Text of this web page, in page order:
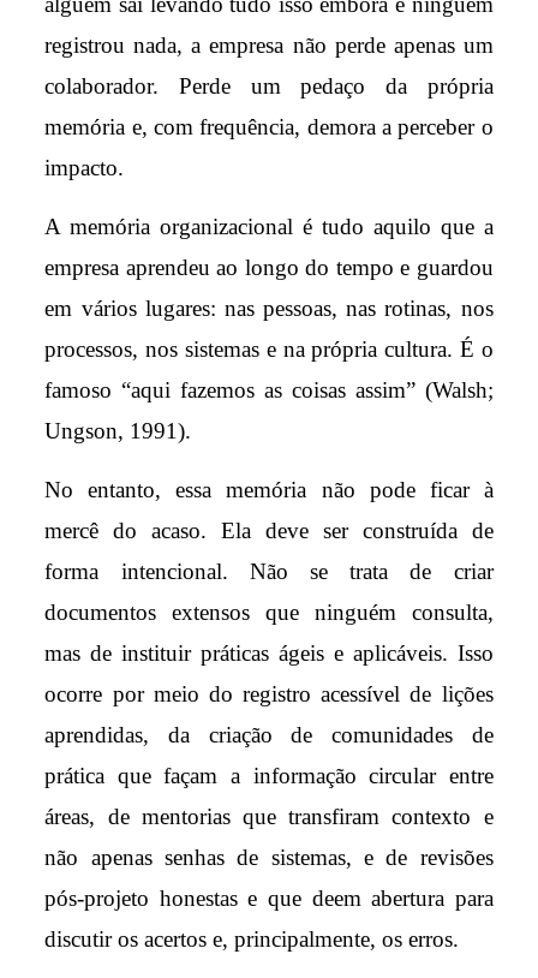
registrou nada, a empresa não perde apenas um
colaborador. Perde um pedaço da própria
memória e, com frequência, demora a perceber o
impacto.
A memória organizacional é tudo aquilo que a
empresa aprendeu ao longo do tempo e guardou
em vários lugares: nas pessoas, nas rotinas, nos
processos, nos sistemas e na própria cultura. É o
famoso “aqui fazemos as coisas assim” (Walsh;
Ungson, 1991).
No entanto, essa memória não pode ficar à
mercê do acaso. Ela deve ser construída de
forma intencional. Não se trata de criar
documentos extensos que ninguém consulta,
mas de instituir práticas ágeis e aplicáveis. Isso
ocorre por meio do registro acessível de lições
aprendidas, da criação de comunidades de
prática que façam a informação circular entre
áreas, de mentorias que transfiram contexto e
não apenas senhas de sistemas, e de revisões
pós-projeto honestas e que deem abertura para
discutir os acertos e, principalmente, os erros.